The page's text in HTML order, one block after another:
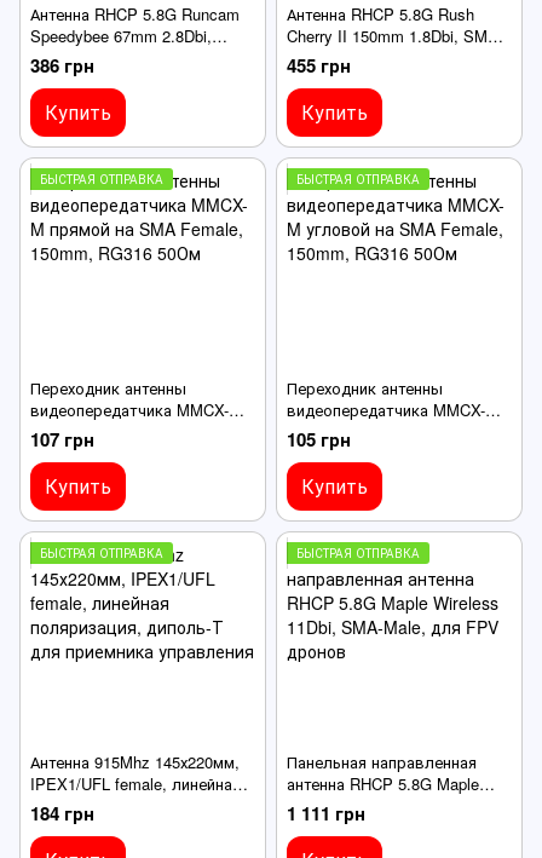
Антенна RHCP 5.8G Runcam
Speedybee 67mm 2.8Dbi,
MMCX кутовий, черная, для
FPV дронов
386 грн
Купить
Антенна RHCP 5.8G Rush
Cherry II 150mm 1.8Dbi, SMA-
Male прямой, красная, для
FPV дронов
455 грн
Купить
БЫСТРАЯ ОТПРАВКА
Переходник антенны
видеопередатчика MMCX-M
прямой на SMA Female,
150mm, RG316 50Ом
107 грн
Купить
БЫСТРАЯ ОТПРАВКА
Переходник антенны
видеопередатчика MMCX-M
угловой на SMA Female,
150mm, RG316 50Ом
105 грн
Купить
БЫСТРАЯ ОТПРАВКА
Антенна 915Mhz 145х220мм,
IPEX1/UFL female, линейная
поляризация, диполь-Т для
приемника управления
184 грн
БЫСТРАЯ ОТПРАВКА
Панельная направленная
антенна RHCP 5.8G Maple
Wireless 11Dbi, SMA-Male,
для FPV дронов
1 111 грн